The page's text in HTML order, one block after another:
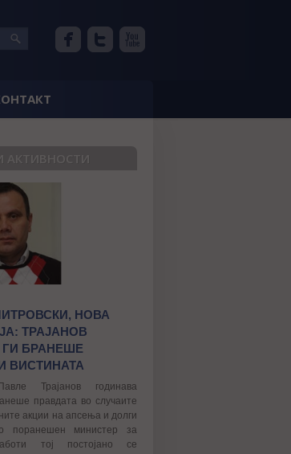
АКТИВНОСТИ
НОВА
ТРАЈАНОВ
БРАНЕШЕ
ВИСТИНАТА
Трајанов годинава
правдата во случаите
акции на апсења и долги
поранешен министер за
тој постојано се